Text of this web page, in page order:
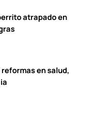
atrapado en
reformas en salud,